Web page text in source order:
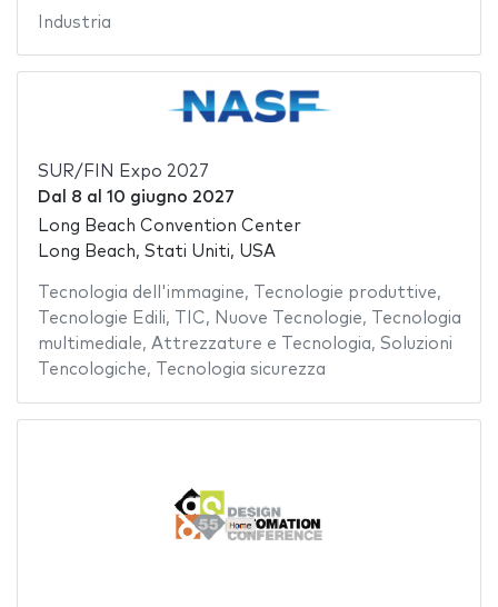
Industria
SUR/FIN Expo 2027
Dal 8 al 10 giugno 2027
Long Beach Convention Center
Long Beach, Stati Uniti, USA
Tecnologia dell'immagine, Tecnologie produttive,
Tecnologie Edili, TIC, Nuove Tecnologie,
Tecnologia
multimediale, Attrezzature e Tecnologia, Soluzioni
Tencologiche, Tecnologia sicurezza